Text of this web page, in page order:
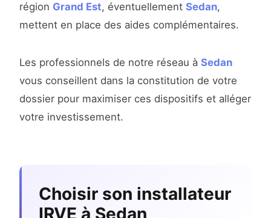
région Grand Est, éventuellement Sedan,
mettent en place des aides complémentaires.
Les professionnels de notre réseau à Sedan
vous conseillent dans la constitution de votre
dossier pour maximiser ces dispositifs et alléger
votre investissement.
Choisir son installateur
IRVE à Sedan